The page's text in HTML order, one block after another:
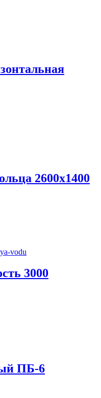
2600x1400
3000
ПБ-6